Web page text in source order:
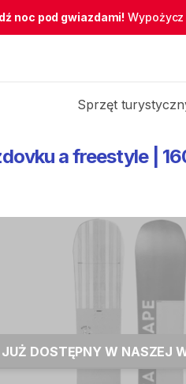
noc pod gwiazdami!
Sprzęt
afreestyle
JUŻ DOSTĘPNY W NASZEJ